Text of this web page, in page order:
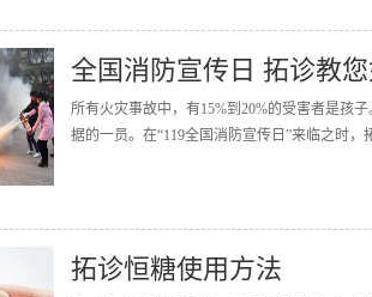
全国消防宣传日 拓诊教
所有火灾事故中，有15%到20%的受害者是孩
据的一员。在“119全国消防宣传日”来临之时
拓诊恒糖使用方法